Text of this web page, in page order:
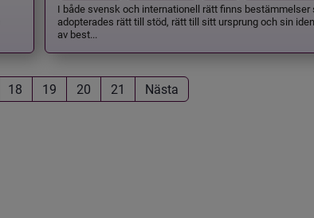
I både svensk och internationell rätt finns bestämmelser
adopterades rätt till stöd, rätt till sitt ursprung och sin
av best...
18 19 20 21 Nästa